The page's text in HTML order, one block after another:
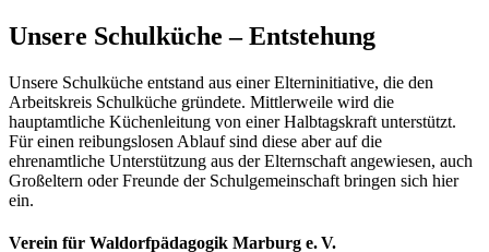
Unsere Schulküche – Entstehung
Unsere Schulküche entstand aus einer Elterninitiative, die den
Arbeitskreis Schulküche gründete. Mittlerweile wird die
hauptamtliche Küchenleitung von einer Halbtagskraft unterstützt.
Für einen reibungslosen Ablauf sind diese aber auf die
ehrenamtliche Unterstützung aus der Elternschaft angewiesen, auch
Großeltern oder Freunde der Schulgemeinschaft bringen sich hier
ein.
Verein für Waldorfpädagogik Marburg e. V.